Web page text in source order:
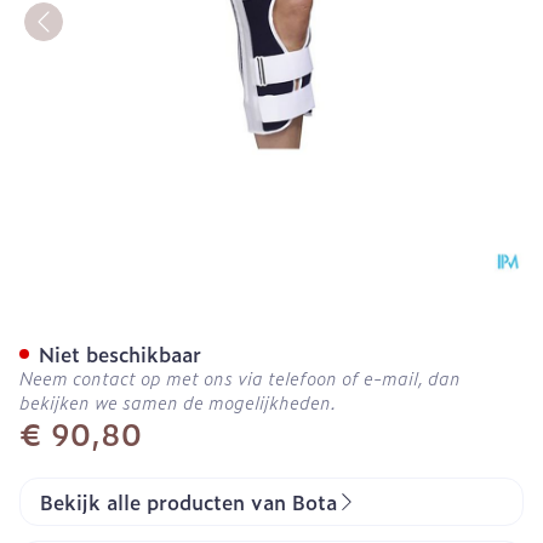
€ 90,80
Niet beschikbaar
Neem contact op met ons via telefoon of e-mail, dan
bekijken we samen de mogelijkheden.
Bekijk alle producten van Bota